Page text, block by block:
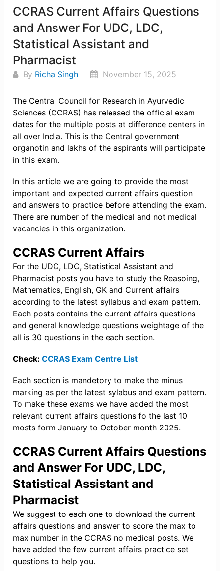
CCRAS Current Affairs Questions
and Answer For UDC, LDC,
Statistical Assistant and
Pharmacist
By Richa Singh November 15, 2025
The Central Council for Research in Ayurvedic
Sciences (CCRAS) has released the official exam
dates for the multiple posts at difference centers in
all over India. This is the Central government
organotin and lakhs of the aspirants will participate
in this exam.
In this article we are going to provide the most
important and expected current affairs question
and answers to practice before attending the exam.
There are number of the medical and not medical
vacancies in this organization.
CCRAS Current Affairs
For the UDC, LDC, Statistical Assistant and
Pharmacist posts you have to study the Reasoing,
Mathematics, English, GK and Current affairs
according to the latest syllabus and exam pattern.
Each posts contains the current affairs questions
and general knowledge questions weightage of the
all is 30 questions in the each section.
Check:CCRAS Exam Centre List
Each section is mandetory to make the minus
marking as per the latest sylabus and exam pattern.
To make these exams we have added the most
relevant current affairs questions fo the last 10
mosts form January to October month 2025.
CCRAS Current Affairs Questions
and Answer For UDC, LDC,
Statistical Assistant and
Pharmacist
We suggest to each one to download the current
affairs questions and answer to score the max to
max number in the CCRAS no medical posts. We
have added the few current affairs practice set
questions to help you.